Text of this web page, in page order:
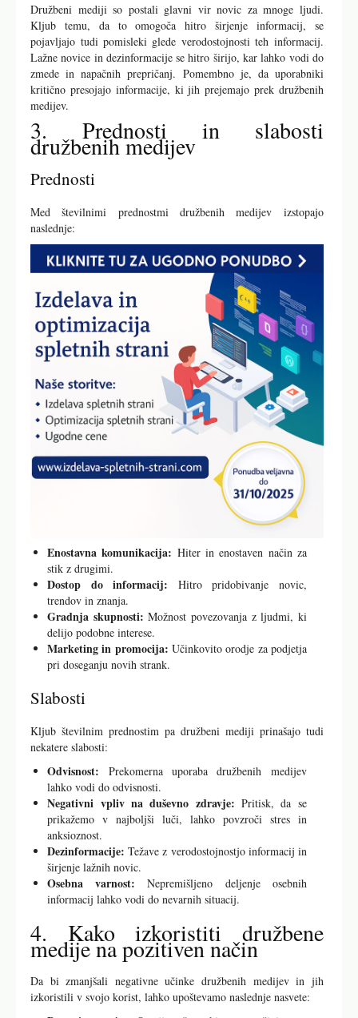
Družbeni mediji so postali glavni vir novic za mnoge ljudi.
Kljub temu, da to omogoča hitro širjenje informacij, se
pojavljajo tudi pomisleki glede verodostojnosti teh informacij.
Lažne novice in dezinformacije se hitro širijo, kar lahko vodi do
zmede in napačnih prepričanj. Pomembno je, da uporabniki
kritično presojajo informacije, ki jih prejemajo prek družbenih
medijev.
3. Prednosti in slabosti
družbenih medijev
Prednosti
Med številnimi prednostmi družbenih medijev izstopajo
naslednje:
Enostavna komunikacija: Hiter in enostaven način za
stik z drugimi.
Dostop do informacij: Hitro pridobivanje novic,
trendov in znanja.
Gradnja skupnosti: Možnost povezovanja z ljudmi, ki
delijo podobne interese.
Marketing in promocija: Učinkovito orodje za podjetja
pri doseganju novih strank.
Slabosti
Kljub številnim prednostim pa družbeni mediji prinašajo tudi
nekatere slabosti:
Odvisnost: Prekomerna uporaba družbenih medijev
lahko vodi do odvisnosti.
Negativni vpliv na duševno zdravje: Pritisk, da se
prikažemo v najboljši luči, lahko povzroči stres in
anksioznost.
Dezinformacije: Težave z verodostojnostjo informacij in
širjenje lažnih novic.
Osebna varnost: Nepremišljeno deljenje osebnih
informacij lahko vodi do nevarnih situacij.
4. Kako izkoristiti družbene
medije na pozitiven način
Da bi zmanjšali negativne učinke družbenih medijev in jih
izkoristili v svojo korist, lahko upoštevamo naslednje nasvete: